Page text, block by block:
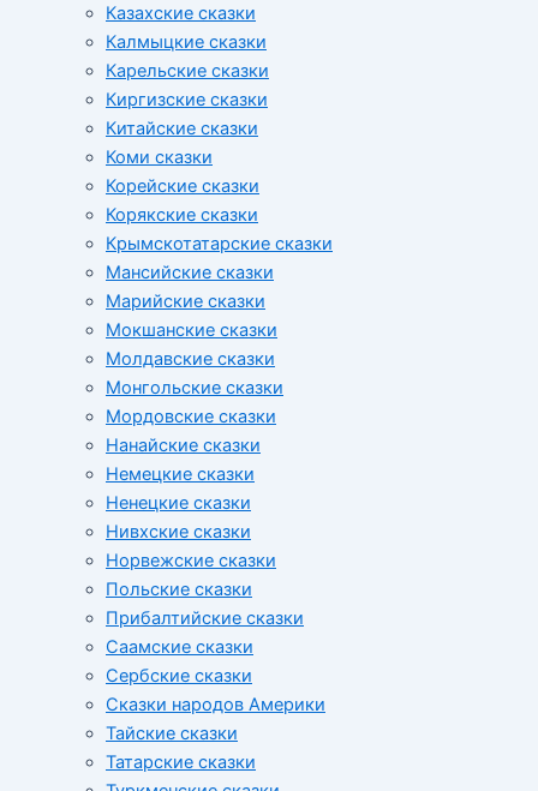
Казахские сказки
Калмыцкие сказки
Карельские сказки
Киргизские сказки
Китайские сказки
Коми сказки
Корейские сказки
Корякские сказки
Крымскотатарские сказки
Мансийские сказки
Марийские сказки
Мокшанские сказки
Молдавские сказки
Монгольские сказки
Мордовские сказки
Нанайские сказки
Немецкие сказки
Ненецкие сказки
Нивхские сказки
Норвежские сказки
Польские сказки
Прибалтийские сказки
Cаамские сказки
Сербские сказки
Сказки народов Америки
Тайские сказки
Татарские сказки